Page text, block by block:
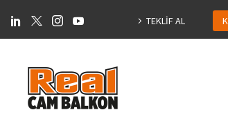
TEKLİF AL